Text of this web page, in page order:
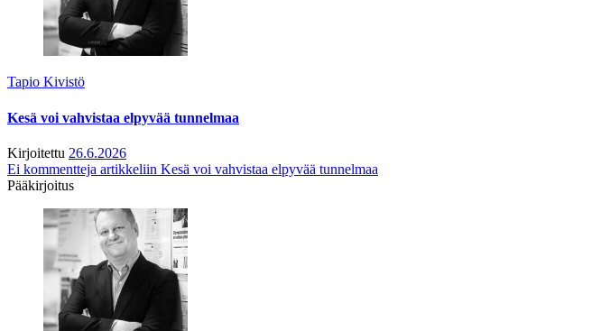
Tapio Kivistö
Kesä voi vahvistaa elpyvää tunnelmaa
Kirjoitettu 26.6.2026
Ei kommentteja artikkeliin Kesä voi vahvistaa elpyvää tunnelmaa
Pääkirjoitus